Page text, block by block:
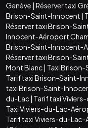
Genève | Réserver taxi
Brison-Saint-Innocent |
Réserver taxi Brison-
Innocent-Aéroport
Brison-Saint-Innocent-
Réserver taxi Brison-
Mont Blanc| Taxi
Tarif taxi Brison-Saint-
taxi Brison-Saint-
du-Lac| Tarif taxi
Taxi Viviers-du-Lac-
Tarif taxi Viviers-du-